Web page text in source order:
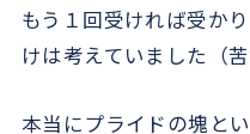
もう１回受ければ受か
けは考えていました（
本当にプライドの塊と